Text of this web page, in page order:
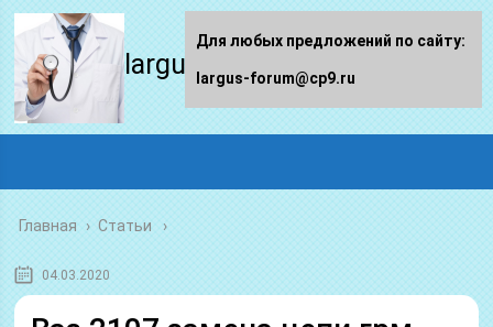
largus-forum.ru
Главная › Статьи
04.03.2020
Для любых предложений по сайту:
largus-forum@cp9.ru